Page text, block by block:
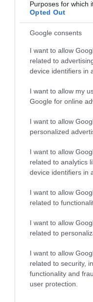
Purposes for which
Opted Out
Google consents
I want to allow
related to
device identifiers in
I want to allow my
Google for online
I want to allow
personalized
I want to allow
related to analytics
device identifiers in
I want to allow
related to
I want to allow
related to
I want to allow
related to security,
functionality and
user protection.
Norwegian, a British
Bezárt
rajzolja át
Ryanair
Illusztráció
David Syphers/
Hosszú távon a